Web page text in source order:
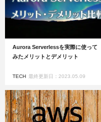
Aurora Serverlessを実際に使って
みたメリットとデメリット
TECH 最終更新日：2023.05.09